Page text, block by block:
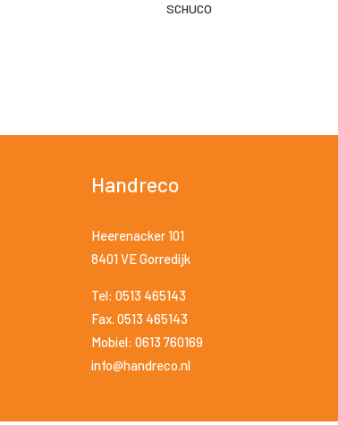
SCHUCO
Handreco
Heerenacker 101
8401 VE Gorredijk
Tel: 0513 465143
Fax. 0513 465143
Mobiel: 0613 760169
info@handreco.nl